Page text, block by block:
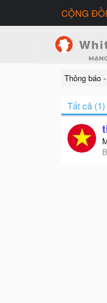
CỘNG
Thông báo
Tất cả (1)